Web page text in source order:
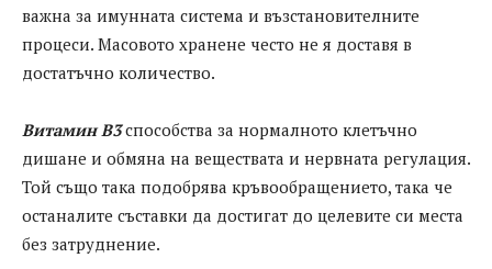
важна за имунната система и възстановителните
процеси. Масовото хранене често не я доставя в
достатъчно количество.
Витамин B3способства за нормалното клетъчно
дишане и обмяна на веществата и нервната регулация.
Той също така подобрява кръвообращението, така че
останалите съставки да достигат до целевите си места
без затруднение.